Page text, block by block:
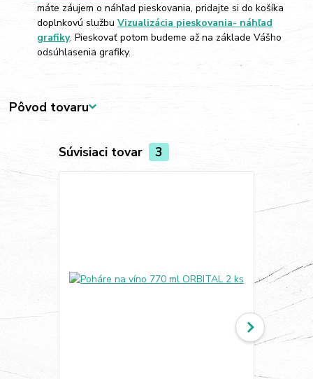
máte záujem o náhľad pieskovania, pridajte si do košíka
doplnkovú službuVizualizácia pieskovania- náhľad
grafiky. Pieskovať potom budeme až na základe Vášho
odsúhlasenia grafiky.
Pôvod tovaru
Súvisiaci tovar 3